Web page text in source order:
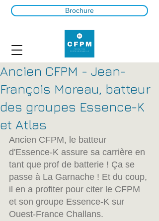
Brochure
Ancien CFPM - Jean-
François Moreau, batteur
des groupes Essence-K
et Atlas
Ancien CFPM, le batteur
d'Essence-K assure sa carrière en
tant que prof de batterie ! Ça se
passe à La Garnache ! Et du coup,
il en a profiter pour citer le CFPM
et son groupe Essence-K sur
Ouest-France Challans.